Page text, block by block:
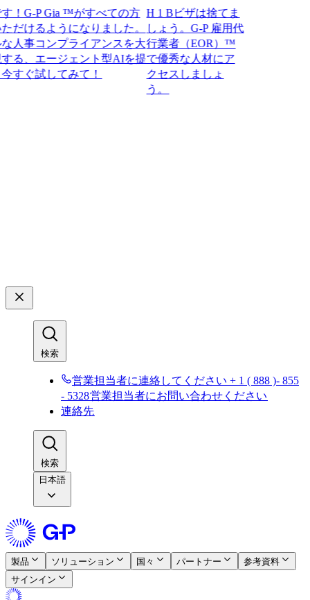
P Gia ™がすべての方
るようになりました。
コンプライアンスを大
エージェント型AIを提
試してみて！​​
H 1 Bビザは捨てま
しょう。G-P 雇用代
行業者（EOR）™
で優秀な人材にア
クセスしましょ
う。​​
検索​​
営業担当者に連絡してください + 1 ( 888 )- 855
- 5328​​営業担当者にお問い合わせください​​
連絡先​​
検索​​
日本語
製品​​ ソリューション​​ 国々​​ パートナー​​
参考資料​​
サインイン​​